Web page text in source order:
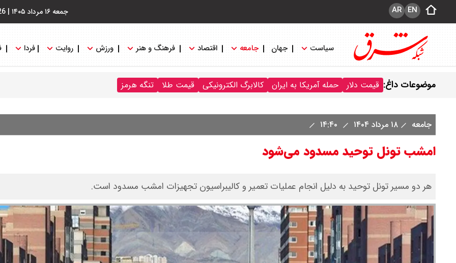
جمعه ۱۶ مرداد ۱۴۰۵ | EN
AR
سیاست جهان جامعه اقتصاد فرهنگ و هنر ورزش روایت فردا
موضوعات داغ: قیمت دلار حمله آمریکا به ایران کالابرگ الکترونیکی قیمت طلا تنگه هرمز
جامعه ۱۸ مرداد ۱۴۰۴
امشب تونل توحید مسدود می‌شود
هر دو مسیر تونل توحید به دلیل انجام عملیات تعمیر و کالیبراسیون تجهیزات امشب مسدود است.